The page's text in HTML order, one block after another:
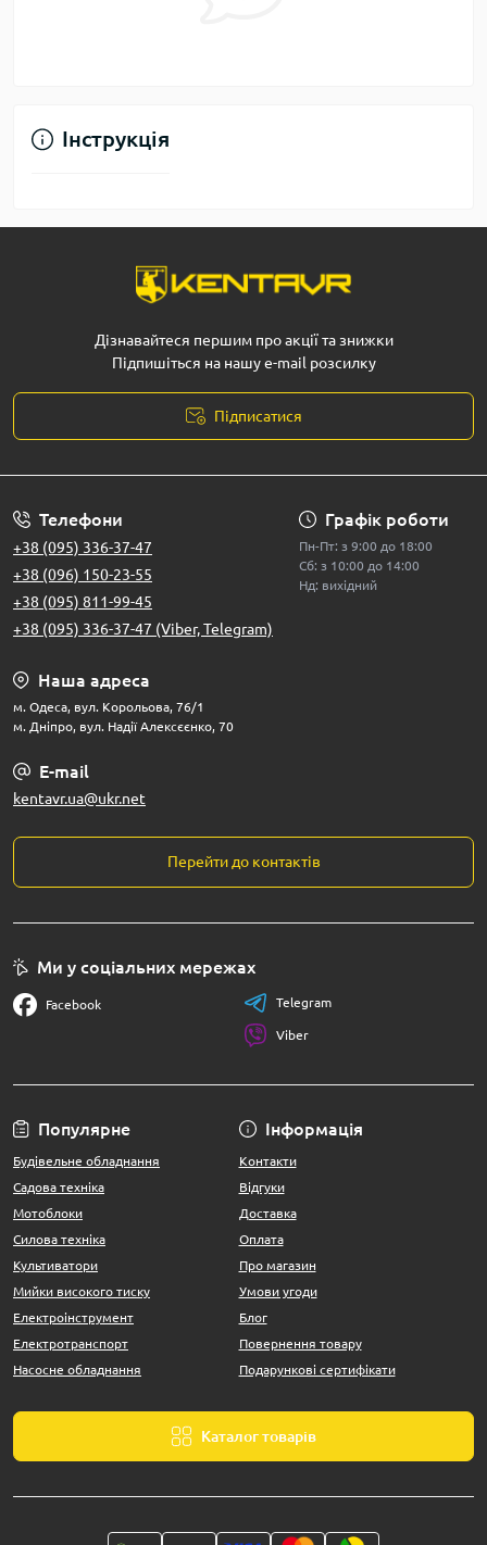
Інструкція
Дізнавайтеся першим про акції та знижки
Підпишіться на нашу e-mail розсилку
Підписатися
Телефони
+38 (095) 336-37-47
+38 (096) 150-23-55
+38 (095) 811-99-45
+38 (095) 336-37-47 (Viber, Telegram)
Графік роботи
Пн-Пт: з 9:00 до 18:00
Сб: з 10:00 до 14:00
Нд: вихідний
Наша адреса
м. Одеса, вул. Корольова, 76/1
м. Дніпро, вул. Надії Алексєєнко, 70
E-mail
kentavr.ua@ukr.net
Перейти до контактів
Популярне
Будівельне обладнання
Садова техніка
Мотоблоки
Силова техніка
Культиватори
Мийки високого тиску
Електроінструмент
Електротранспорт
Насосне обладнання
Інформація
Контакти
Відгуки
Доставка
Оплата
Про магазин
Умови угоди
Блог
Повернення товару
Подарункові сертифікати
Каталог товарів
Ми у соціальних мережах
Facebook Telegram
Viber